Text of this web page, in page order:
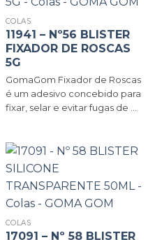
COLAS
11941 – Nº56 BLISTER
FIXADOR DE ROSCAS
5G
GomaGom Fixador de Roscas
é um adesivo concebido para
fixar, selar e evitar fugas de ...
COLAS
17091 – Nº 58 BLISTER